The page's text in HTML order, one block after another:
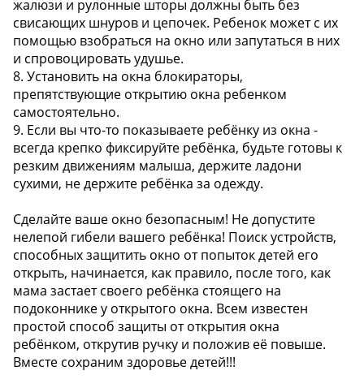
жалюзи и рулонные шторы должны быть без
свисающих шнуров и цепочек. Ребенок может с их
помощью взобраться на окно или запутаться в них
и спровоцировать удушье.
8. Установить на окна блокираторы,
препятствующие открытию окна ребенком
самостоятельно.
9. Если вы что-то показываете ребёнку из окна -
всегда крепко фиксируйте ребёнка, будьте готовы к
резким движениям малыша, держите ладони
сухими, не держите ребёнка за одежду.
Сделайте ваше окно безопасным! Не допустите
нелепой гибели вашего ребёнка! Поиск устройств,
способных защитить окно от попыток детей его
открыть, начинается, как правило, после того, как
мама застает своего ребёнка стоящего на
подоконнике у открытого окна. Всем известен
простой способ защиты от открытия окна
ребёнком, открутив ручку и положив её повыше.
Вместе сохраним здоровье детей!!!